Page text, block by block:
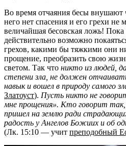
Во время отчаяния бесы внушают
него нет спасения и его грехи
величайшая бесовская ложь!
действительно возможно
грехов, какими бы тяжкими они
прощение, преобразить свою
светом. Так что никто из людей,
степени зла, не должен
навык и вошел в природу самого
Златоуст). Пусть никто не
мне прощения». Кто говорит
пришел на землю ради
радость у Ангелов Божиих и об
(Лк. 15:10 — учит преподобный